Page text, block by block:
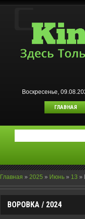
Воскресенье,
ГЛАВНАЯ
Главная » 2025 » Июнь » 13 »
ВОРОВКА / 2024